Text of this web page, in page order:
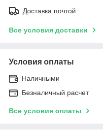
Доставка почтой
Все условия доставки
Условия оплаты
Наличными
Безналичный расчет
Все условия оплаты